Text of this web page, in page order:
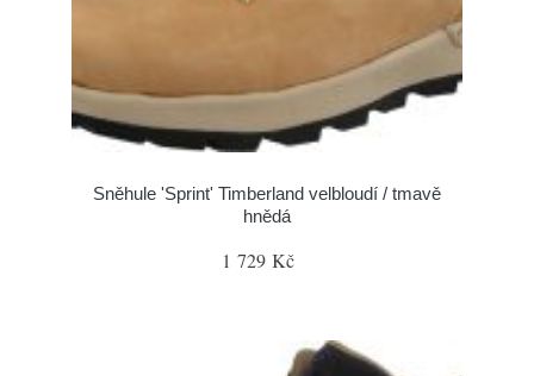
Sněhule 'Sprint' Timberland velbloudí / tmavě
hnědá
1 729 Kč